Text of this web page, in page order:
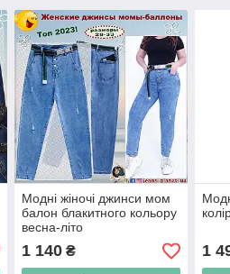
Модні жіночі джинси мом
балон блакитного кольору
весна-літо
1 140₴ 1